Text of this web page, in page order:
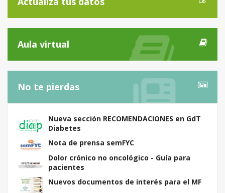
Aula virtual
No te pierdas
Nueva sección RECOMENDACIONES en GdT
Diabetes
Nota de prensa semFYC
Dolor crónico no oncológico - Guía para
pacientes
Nuevos documentos de interés para el MF